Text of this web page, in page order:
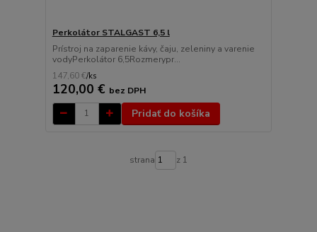
Perkolátor STALGAST 6,5 l
Prístroj na zaparenie kávy, čaju, zeleniny a varenie
vodyPerkolátor 6,5Rozmerypr...
147,60 €/ks
120,00 € bez DPH
Pridať do košíka
strana z 1